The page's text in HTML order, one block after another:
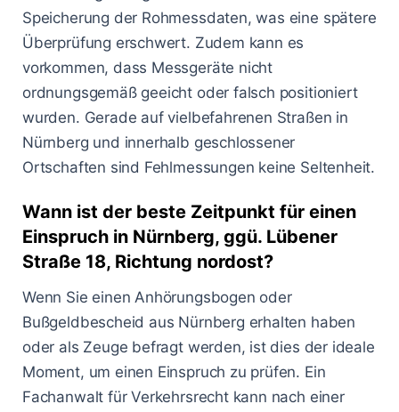
Speicherung der Rohmessdaten, was eine spätere
Überprüfung erschwert. Zudem kann es
vorkommen, dass Messgeräte nicht
ordnungsgemäß geeicht oder falsch positioniert
wurden. Gerade auf vielbefahrenen Straßen in
Nürnberg und innerhalb geschlossener
Ortschaften sind Fehlmessungen keine Seltenheit.
Wann ist der beste Zeitpunkt für einen
Einspruch in Nürnberg, ggü. Lübener
Straße 18, Richtung nordost?
Wenn Sie einen Anhörungsbogen oder
Bußgeldbescheid aus Nürnberg erhalten haben
oder als Zeuge befragt werden, ist dies der ideale
Moment, um einen Einspruch zu prüfen. Ein
Fachanwalt für Verkehrsrecht kann nach einer